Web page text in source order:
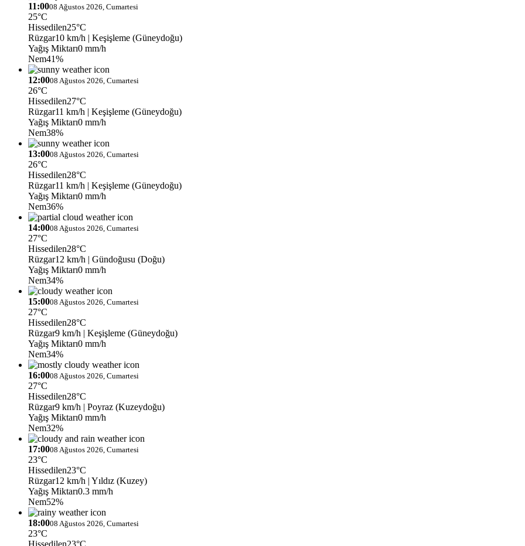
11:0008 Ağustos 2026, Cumartesi
25°C
Hissedilen25°C
Rüzgar10 km/h | Keşişleme (Güneydoğu)
Yağış Miktarı0 mm/h
Nem41%
12:0008 Ağustos 2026, Cumartesi
26°C
Hissedilen27°C
Rüzgar11 km/h | Keşişleme (Güneydoğu)
Yağış Miktarı0 mm/h
Nem38%
13:0008 Ağustos 2026, Cumartesi
26°C
Hissedilen28°C
Rüzgar11 km/h | Keşişleme (Güneydoğu)
Yağış Miktarı0 mm/h
Nem36%
14:0008 Ağustos 2026, Cumartesi
27°C
Hissedilen28°C
Rüzgar12 km/h | Gündoğusu (Doğu)
Yağış Miktarı0 mm/h
Nem34%
15:0008 Ağustos 2026, Cumartesi
27°C
Hissedilen28°C
Rüzgar9 km/h | Keşişleme (Güneydoğu)
Yağış Miktarı0 mm/h
Nem34%
16:0008 Ağustos 2026, Cumartesi
27°C
Hissedilen28°C
Rüzgar9 km/h | Poyraz (Kuzeydoğu)
Yağış Miktarı0 mm/h
Nem32%
17:0008 Ağustos 2026, Cumartesi
23°C
Hissedilen23°C
Rüzgar12 km/h | Yıldız (Kuzey)
Yağış Miktarı0.3 mm/h
Nem52%
18:0008 Ağustos 2026, Cumartesi
23°C
Hissedilen23°C